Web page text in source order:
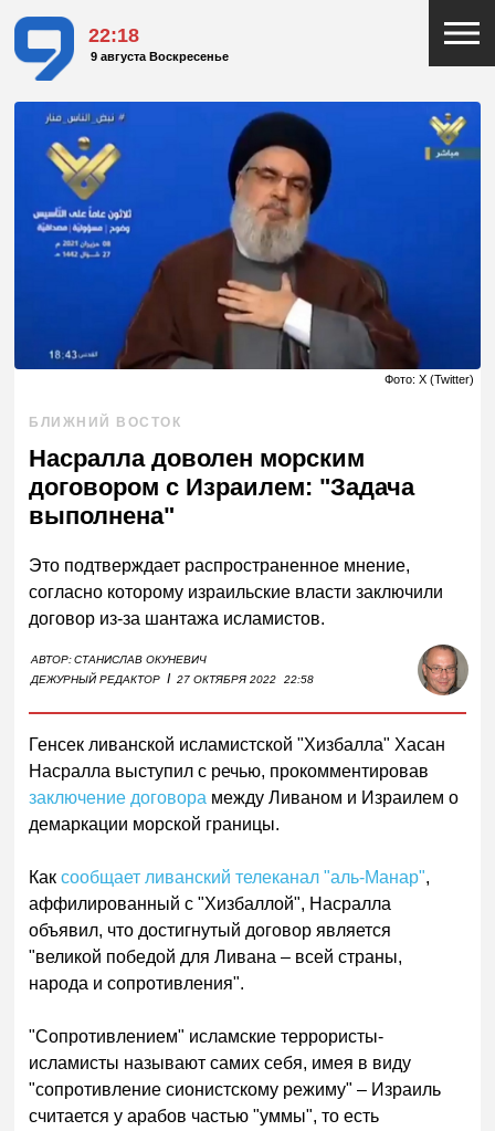
22:18
9 августа Воскресенье
Фото: X (Twitter)
БЛИЖНИЙ ВОСТОК
Насралла доволен морским
договором с Израилем: "Задача
выполнена"
Это подтверждает распространенное мнение,
согласно которому израильские власти заключили
договор из-за шантажа исламистов.
АВТОР:СТАНИСЛАВ ОКУНЕВИЧ
ДЕЖУРНЫЙ РЕДАКТОР I 27 ОКТЯБРЯ 2022 22:58
Генсек ливанской исламистской "Хизбалла" Хасан
Насралла выступил с речью, прокомментировав
заключение договора между Ливаном и Израилем о
демаркации морской границы.
Каксообщает ливанский телеканал "аль-Манар",
аффилированный с "Хизбаллой", Насралла
объявил, что достигнутый договор является
"великой победой для Ливана – всей страны,
народа и сопротивления".
"Сопротивлением" исламские террористы-
исламисты называют самих себя, имея в виду
"сопротивление сионистскому режиму" – Израиль
считается у арабов частью "уммы", то есть